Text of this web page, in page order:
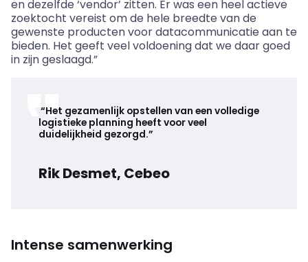
en dezelfde ‘vendor’ zitten. Er was een heel actieve
zoektocht vereist om de hele breedte van de
gewenste producten voor datacommunicatie aan te
bieden. Het geeft veel voldoening dat we daar goed
in zijn geslaagd.”
“Het gezamenlijk opstellen van een volledige
logistieke planning heeft voor veel
duidelijkheid gezorgd.”
Rik Desmet, Cebeo
Intense samenwerking